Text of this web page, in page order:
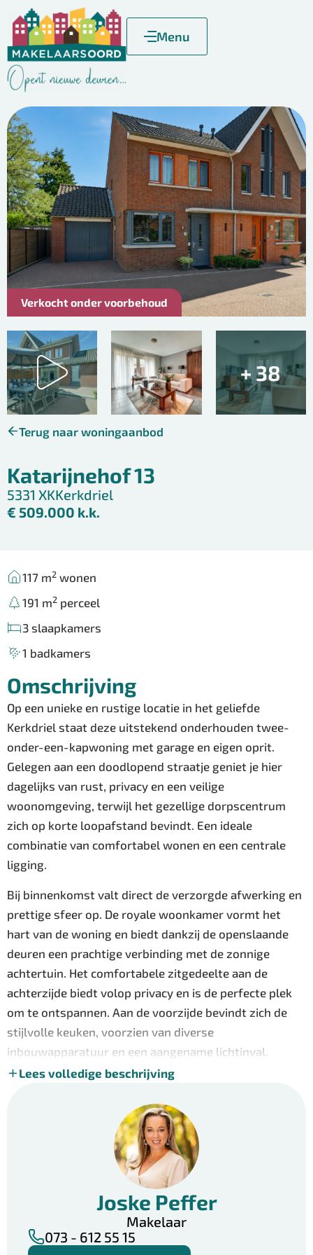
Menu
+ 38
Verkocht onder voorbehoud
Terug naar woningaanbod
Katarijnehof 13
5331 XKKerkdriel
€ 509.000 k.k.
117 m2 wonen
191 m2 perceel
3 slaapkamers
1 badkamers
Omschrijving
Op een unieke en rustige locatie in het geliefde
Kerkdriel staat deze uitstekend onderhouden twee-
onder-een-kapwoning met garage en eigen oprit.
Gelegen aan een doodlopend straatje geniet je hier
dagelijks van rust, privacy en een veilige
woonomgeving, terwijl het gezellige dorpscentrum
zich op korte loopafstand bevindt. Een ideale
combinatie van comfortabel wonen en een centrale
ligging.
Bij binnenkomst valt direct de verzorgde afwerking en
prettige sfeer op. De royale woonkamer vormt het
hart van de woning en biedt dankzij de openslaande
deuren een prachtige verbinding met de zonnige
achtertuin. Het comfortabele zitgedeelte aan de
achterzijde biedt volop privacy en is de perfecte plek
om te ontspannen. Aan de voorzijde bevindt zich de
stijlvolle keuken, voorzien van diverse
inbouwapparatuur en een aangename lichtinval.
Tussen woonkamer en keuken is volop ruimte voor
samenkomen voor gezellige diners, spelletjesavonden
en lange gesprekken.
De begane grond beschikt daarnaast over een
praktische provisiekast, een nette hal met toilet en
meterkast en is volledig voorzien van plavuizen met
comfortabele vloerverwarming, inclusief de garage.
Op de eerste verdieping bevinden zich twee bijzonder
Lees volledige beschrijving
Joske Peffer
Makelaar
073 - 612 55 15